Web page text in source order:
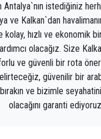
kentine oldukça
adı geçen
bünyesinde
Kenti
Mirası Listesi'nde
antik kentlerinde
rastlamak
Antalya`nın istediğiniz
ve Kalkan`dan
hızlı ve ekonomik
olacağız. Size
ve güvenli bir rota
güvenilir bir
ve bizimle
olacağını garanti